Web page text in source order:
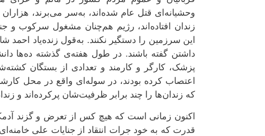
وحشیانەای قتل عام شدەاند‌، به‌سر می‌برند،
زندان افتادەاند، رژیم هم‌چنان مشغول سرکوب و
این سرزمین را دستگیر نکنند. به‌قول زندە‌یاد
داشتن گفتە باشند. در طول هفتە‌ی گذشتە دەها
پزشک، کارگر و کارمند و تعدادی از بستگان
اعتصاب کردە بودند، در سولەای واقع در محل
کە زندان‌ها را چند برابر ظرفیت‌شان پرکردەاند و
اکنون زمانی است کە هیچ کس از تعرض و گزند
قدرت کە بە خود جرات انتقاد از جنایات علی